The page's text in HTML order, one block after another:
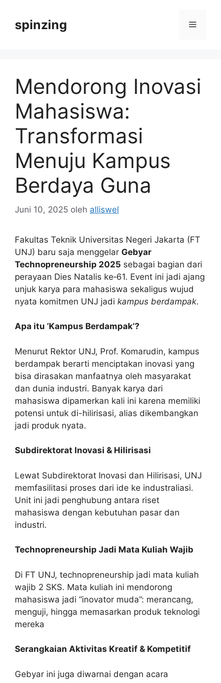
spinzing Menu
Mendorong Inovasi
Mahasiswa:
Transformasi
Menuju Kampus
Berdaya Guna
Juni 10, 2025 oleh alliswel
Fakultas Teknik Universitas Negeri Jakarta (FT
UNJ) baru saja menggelar Gebyar
Technopreneurship 2025 sebagai bagian dari
perayaan Dies Natalis ke‑61. Event ini jadi ajang
unjuk karya para mahasiswa sekaligus wujud
nyata komitmen UNJ jadi kampus berdampak.
Apa itu ‘Kampus Berdampak’?
Menurut Rektor UNJ, Prof. Komarudin, kampus
berdampak berarti menciptakan inovasi yang
bisa dirasakan manfaatnya oleh masyarakat
dan dunia industri. Banyak karya dari
mahasiswa dipamerkan kali ini karena memiliki
potensi untuk di-hilirisasi, alias dikembangkan
jadi produk nyata.
Subdirektorat Inovasi & Hilirisasi
Lewat Subdirektorat Inovasi dan Hilirisasi, UNJ
memfasilitasi proses dari ide ke industraliasi.
Unit ini jadi penghubung antara riset
mahasiswa dengan kebutuhan pasar dan
industri.
Technopreneurship Jadi Mata Kuliah Wajib
Di FT UNJ, technopreneurship jadi mata kuliah
wajib 2 SKS. Mata kuliah ini mendorong
mahasiswa jadi “inovator muda”: merancang,
menguji, hingga memasarkan produk teknologi
mereka
Serangkaian Aktivitas Kreatif & Kompetitif
Gebyar ini juga diwarnai dengan acara